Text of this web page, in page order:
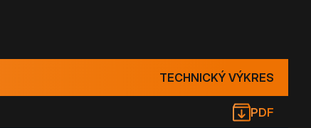
TECHNICKÝ VÝKRES
PDF